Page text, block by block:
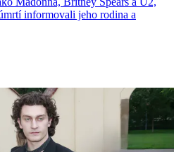
informovali jeho rodina a